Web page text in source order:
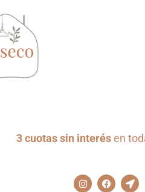
3 cuotas sin interésen